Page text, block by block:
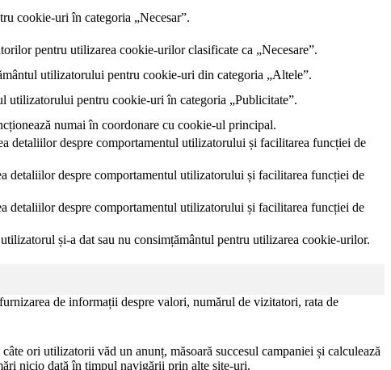
cookie-uri în categoria „Necesar”.
pentru utilizarea cookie-urilor clasificate ca „Necesare”.
utilizatorului pentru cookie-uri din categoria „Altele”.
utilizatorului pentru cookie-uri în categoria „Publicitate”.
numai în coordonare cu cookie-ul principal.
detaliilor despre comportamentul utilizatorului și facilitarea funcției de
detaliilor despre comportamentul utilizatorului și facilitarea funcției de
detaliilor despre comportamentul utilizatorului și facilitarea funcției de
și-a dat sau nu consimțământul pentru utilizarea cookie-urilor.
de informații despre valori, numărul de vizitatori, rata de
ori utilizatorii văd un anunț, măsoară succesul campaniei și calculează
nicio dată în timpul navigării prin alte site-uri.